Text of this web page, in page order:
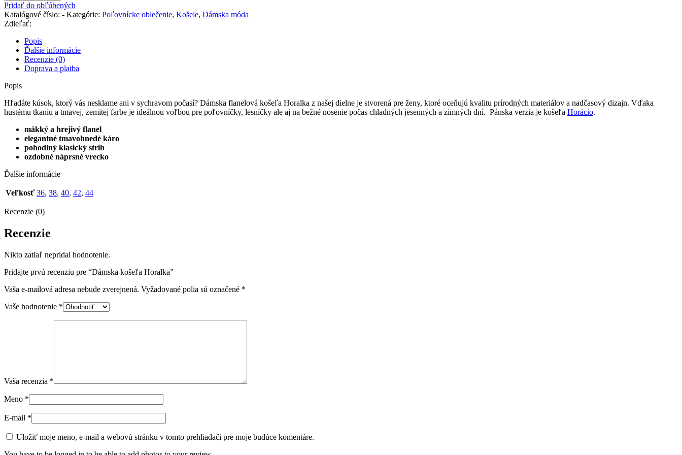
Horalka
Pridať do obľúbených
Katalógové číslo: - Kategórie: Poľovnícke oblečenie, Košele, Dámska móda
Zdieľať:
Popis
Ďalšie informácie
Recenzie (0)
Doprava a platba
Popis
Hľadáte kúsok, ktorý vás nesklame ani v sychravom počasí? Dámska flanelová košeľa Horalka z našej dielne je stvorená pre ženy, ktoré oceňujú kvalitu prírodných materiálov a nadčasový dizajn. Vďaka
hustému tkaniu a tmavej, zemitej farbe je ideálnou voľbou pre poľovníčky, lesníčky ale aj na bežné nosenie počas chladných jesenných a zimných dní. Pánska verzia je košeľa Horácio.
mäkký a hrejivý flanel
elegantné tmavohnedé káro
pohodlný klasický strih
ozdobné náprsné vrecko
Ďalšie informácie
Veľkosť 36, 38, 40, 42, 44
Recenzie (0)
Recenzie
Nikto zatiaľ nepridal hodnotenie.
Pridajte prvú recenziu pre “Dámska košeľa Horalka”
Vaša e-mailová adresa nebude zverejnená. Vyžadované polia sú označené *
Vaše hodnotenie *
Vaša recenzia *
Meno *
E-mail *
Uložiť moje meno, e-mail a webovú stránku v tomto prehliadači pre moje budúce komentáre.